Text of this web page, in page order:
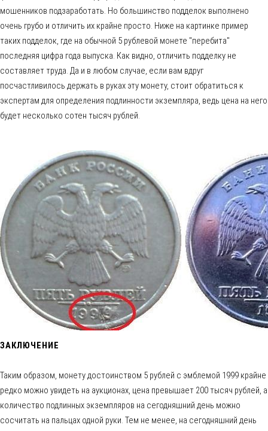
мошенников подзаработать. Но большинство подделок выполнено
очень грубо и отличить их крайне просто. Ниже на картинке пример
таких подделок, где на обычной 5 рублевой монете "перебита"
последняя цифра года выпуска. Как видно, отличить подделку не
составляет труда. Да и в любом случае, если вам вдруг
посчастливилось держать в руках эту монету, стоит обратиться к
экспертам для определения подлинности экземпляра, ведь цена на него
будет несколько сотен тысяч рублей.
ЗАКЛЮЧЕНИЕ
Таким образом, монету достоинством 5 рублей с эмблемой 1999 крайне
редко можно увидеть на аукционах, цена превышает 200 тысяч рублей, а
количество подлинных экземпляров на сегодняшний день можно
сосчитать на пальцах одной руки. Тем не менее, на сегодняшний день